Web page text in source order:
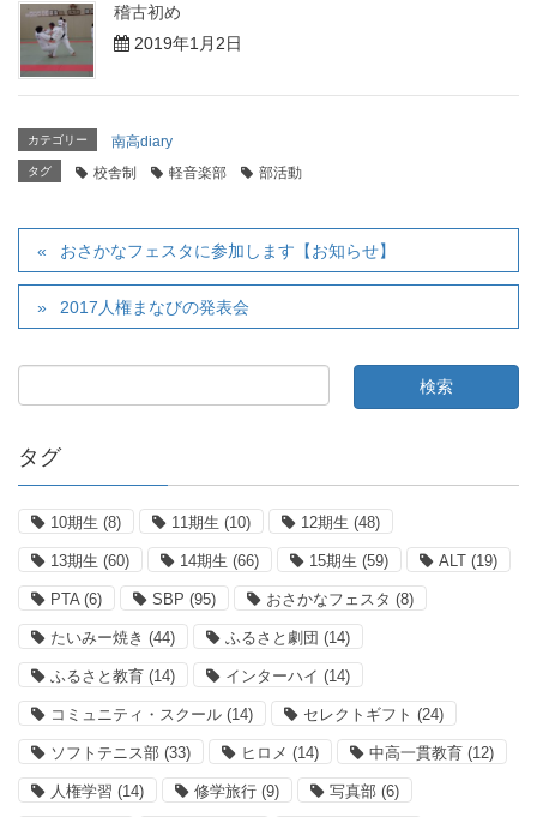
稽古初め
2019年1月2日
カテゴリー 南高diary
タグ 校舎制 軽音楽部 部活動
おさかなフェスタに参加します【お知らせ】
2017人権まなびの発表会
タグ
10期生 (8) 11期生 (10) 12期生 (48)
13期生 (60) 14期生 (66) 15期生 (59) ALT (19)
PTA (6) SBP (95) おさかなフェスタ (8)
たいみー焼き (44) ふるさと劇団 (14)
ふるさと教育 (14) インターハイ (14)
コミュニティ・スクール (14) セレクトギフト (24)
ソフトテニス部 (33) ヒロメ (14) 中高一貫教育 (12)
人権学習 (14) 修学旅行 (9) 写真部 (6)